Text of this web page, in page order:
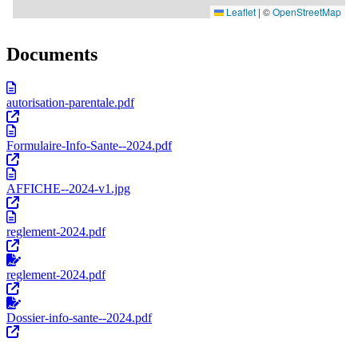
Documents
autorisation-parentale.pdf
Formulaire-Info-Sante--2024.pdf
AFFICHE--2024-v1.jpg
reglement-2024.pdf
reglement-2024.pdf
Dossier-info-sante--2024.pdf